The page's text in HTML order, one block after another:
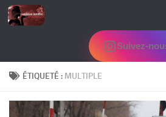
Skip to content
Suivez-
ÉTIQUETÉ : MULTIPLE